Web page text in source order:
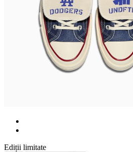
Ediții limitate